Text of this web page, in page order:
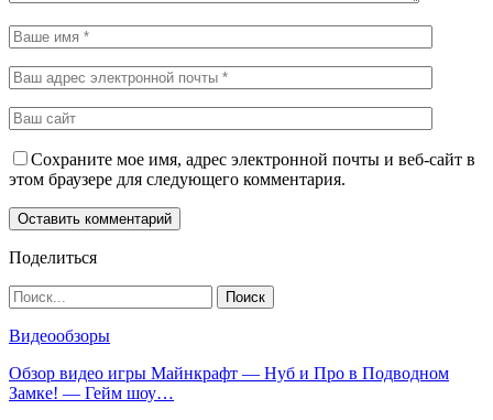
Сохраните мое имя, адрес электронной почты и веб-сайт в
этом браузере для следующего комментария.
Поделиться
Видеообзоры
Обзор видео игры Майнкрафт — Нуб и Про в Подводном
Замке! — Гейм шоу…